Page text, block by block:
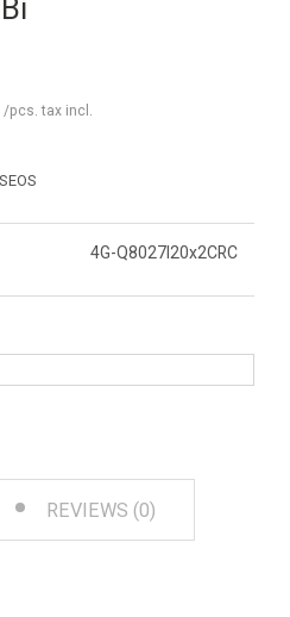
/pcs. tax incl.
4G-Q8027I20x2CRC
REVIEWS (0)